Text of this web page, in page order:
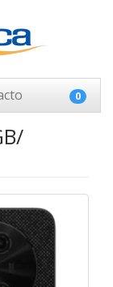
0